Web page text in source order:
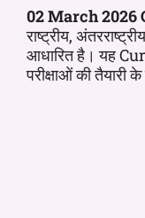
02March 2026
राष्ट्रीय,
आधारित है। यह
परीक्षाओं की तैयारी